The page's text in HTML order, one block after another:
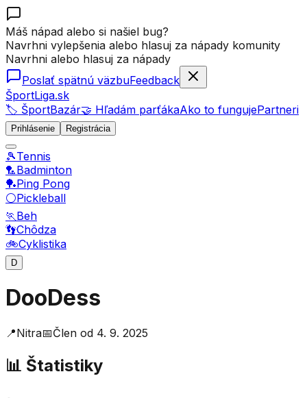
Máš nápad alebo si našiel bug?
Navrhni vylepšenia alebo hlasuj za nápady komunity
Navrhni alebo hlasuj za nápady
Poslať spätnú väzbuFeedback
ŠportLiga.sk
🏷️ ŠportBazár🤝 Hľadám parťákaAko to fungujePartneri
Prihlásenie Registrácia
🎾Tennis
🏸Badminton
🏓Ping Pong
⚪Pickleball
🏃Beh
👣Chôdza
🚲Cyklistika
D
DooDess
📍Nitra📅Člen od 4. 9. 2025
📊 Štatistiky